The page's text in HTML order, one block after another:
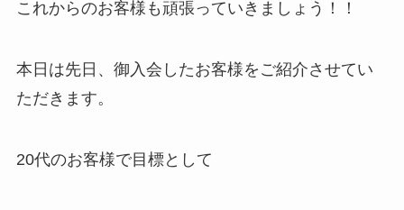
これからのお客様も頑張っていきましょう！！
本日は先日、御入会したお客様をご紹介させてい
ただきます。
20代のお客様で目標として